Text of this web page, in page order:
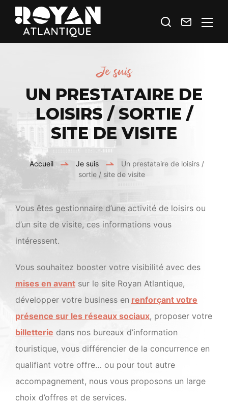
Royan
Atlantique
Contact
Je suis
UN PRESTATAIRE DE
LOISIRS / SORTIE /
SITE DE VISITE
Accueil Je suis
Un prestataire de loisirs /
sortie / site de visite
Vous êtes gestionnaire d’une activité de loisirs ou
d’un site de visite, ces informations vous
intéressent.
Vous souhaitez booster votre visibilité avec des
mises en avant sur le site Royan Atlantique,
développer votre business en renforçant votre
présence sur les réseaux sociaux, proposer votre
billetterie dans nos bureaux d’information
touristique, vous différencier de la concurrence en
qualifiant votre offre… ou pour tout autre
accompagnement, nous vous proposons un large
choix d’offres et de services.